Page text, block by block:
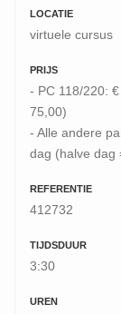
LOCATIE
virtuele cursus
PRIJS
- PC 118/220:
75,00)
- Alle andere
dag (halve dag
REFERENTIE
412732
TIJDSDUUR
3:30
UREN